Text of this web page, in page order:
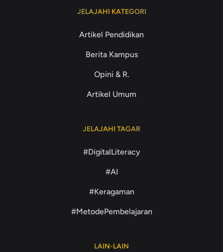
JELAJAHI KATEGORI
Artikel Pendidikan
Berita Kampus
Opini & R.
Artikel Umum
JELAJAHI TAGAR
#DigitalLiteracy
#AI
#Keragaman
#MetodePembelajaran
LAIN-LAIN